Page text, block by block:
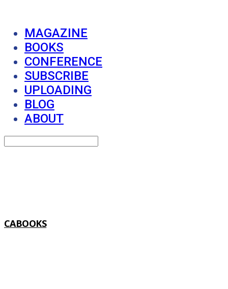
MAGAZINE
BOOKS
CONFERENCE
SUBSCRIBE
UPLOADING
BLOG
ABOUT
CABOOKS